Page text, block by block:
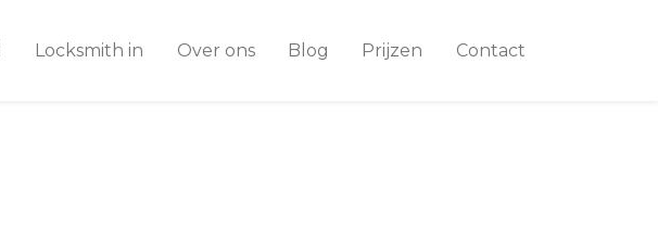
Locksmith in Over ons Blog Prijzen Contact